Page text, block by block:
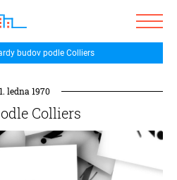
budov podle Colliers
1. ledna 1970
Colliers